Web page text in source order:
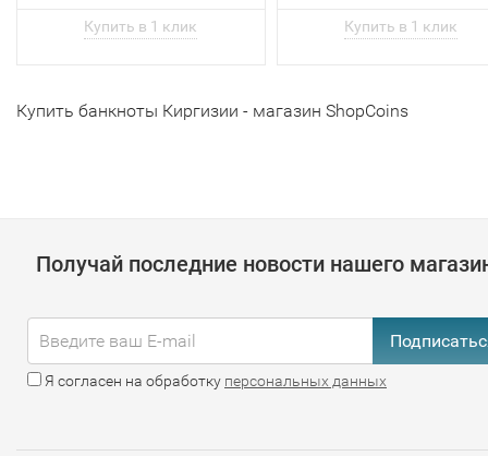
Купить банкноты Киргизии - магазин ShopCoins
Получай последние новости нашего
Я согласен на обработку персональных данных